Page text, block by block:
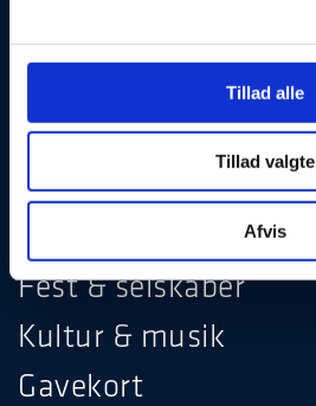
Tillad alle
Tillad valgte
Afvis
Hotel & ophold
Møde & konference
Restaurant & bar
Fest & selskaber
Kultur & musik
Gavekort